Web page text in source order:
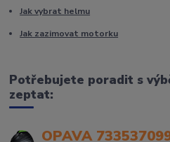
Jak vybrat helmu
Jak zazimovat motorku
Potřebujete poradit s
zeptat:
OPAVA